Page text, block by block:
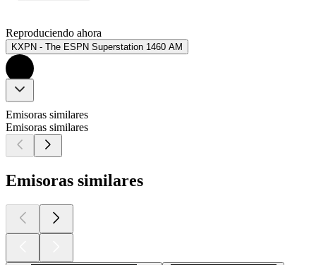
Reproduciendo ahora
KXPN - The ESPN Superstation 1460 AM
Emisoras similares
Emisoras similares
Emisoras similares